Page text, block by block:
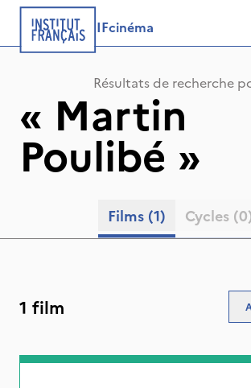
IFcinéma
Résultats de recherche
« Martin
Poulibé »
Films (1) Cycles
1 film